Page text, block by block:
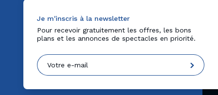
Je m'inscris à la newsletter
Pour recevoir gratuitement les offres, les bons
plans et les annonces de spectacles en priorité.